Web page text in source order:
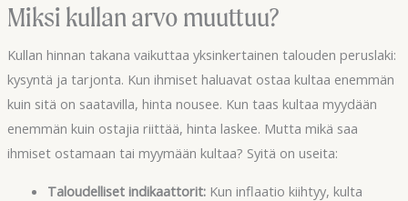
Miksi kullan arvo muuttuu?
Kullan hinnan takana vaikuttaa yksinkertainen talouden peruslaki:
kysyntä ja tarjonta. Kun ihmiset haluavat ostaa kultaa enemmän
kuin sitä on saatavilla, hinta nousee. Kun taas kultaa myydään
enemmän kuin ostajia riittää, hinta laskee. Mutta mikä saa
ihmiset ostamaan tai myymään kultaa? Syitä on useita:
Taloudelliset indikaattorit:Kun inflaatio kiihtyy, kulta